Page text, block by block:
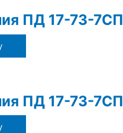
ПД 17-73-7СП
ПД 17-73-7СП